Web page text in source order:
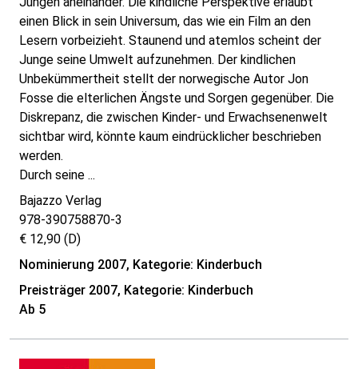
einen Blick in sein Universum, das wie ein Film an den
Lesern vorbeizieht. Staunend und atemlos scheint der
Junge seine Umwelt aufzunehmen. Der kindlichen
Unbekümmertheit stellt der norwegische Autor Jon
Fosse die elterlichen Ängste und Sorgen gegenüber. Die
Diskrepanz, die zwischen Kinder- und Erwachsenenwelt
sichtbar wird, könnte kaum eindrücklicher beschrieben
werden.
Durch seine ...
Bajazzo Verlag
978-390758870-3
€ 12,90 (D)
Nominierung 2007, Kategorie: Kinderbuch
Preisträger 2007, Kategorie: Kinderbuch
Ab 5